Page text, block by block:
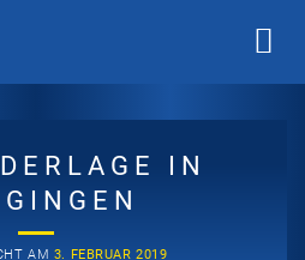
IN
AM 3. FEBRUAR 2019